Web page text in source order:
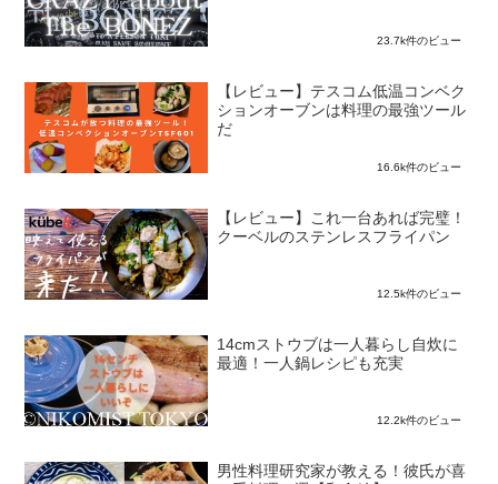
23.7k件のビュー
【レビュー】テスコム低温コンベク
ションオーブンは料理の最強ツール
だ
16.6k件のビュー
【レビュー】これ一台あれば完璧！
クーベルのステンレスフライパン
12.5k件のビュー
14cmストウブは一人暮らし自炊に
最適！一人鍋レシピも充実
12.2k件のビュー
男性料理研究家が教える！彼氏が喜